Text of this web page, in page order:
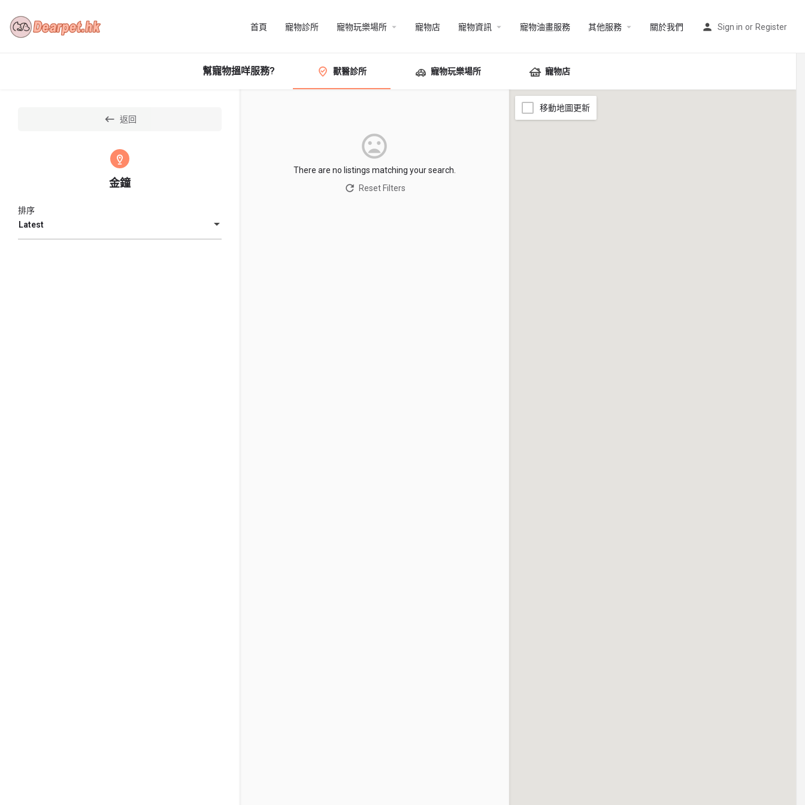
首頁 寵物診所 寵物玩樂場所 寵物店 寵物資訊 寵物油畫服務 其他服務 關於我們 Sign in or Register
幫寵物搵咩服務? 獸醫診所 寵物玩樂場所 寵物店
返回
金鐘
Latest
排序
There are no listings matching your search.
Reset Filters
移動地圖更新